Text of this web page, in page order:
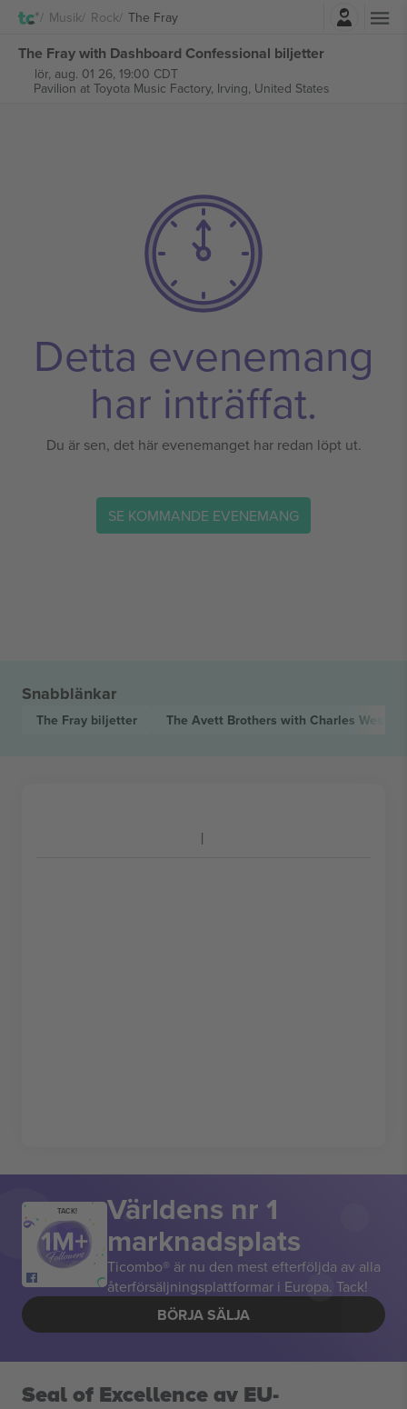
Musik Rock The Fray
The Fray with Dashboard Confessional biljetter
lör, aug. 01 26, 19:00 CDT
Pavilion at Toyota Music Factory, Irving, United States
Detta evenemang
har inträffat.
Du är sen, det här evenemanget har redan löpt ut.
SE KOMMANDE EVENEMANG
Snabblänkar
The Fray biljetter The Avett Brothers with Charles
TACK! Världens nr 1
marknadsplats
Ticombo® är nu den mest efterföljda av alla
återförsäljningsplattformar i Europa. Tack!
BÖRJA SÄLJA
Seal of Excellence av EU-